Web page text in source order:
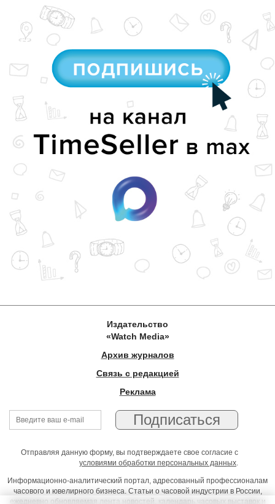
Издательство
«Watch Media»
Архив журналов
Связь с редакцией
Реклама
Отправляя данную форму, вы подтверждаете свое согласие с
условиями обработки персональных данных.
Информационно-аналитический портал, адресованный профессионалам
часового и ювелирного бизнеса. Статьи о часовой индустрии в России,
ежедневно обновляемая лента новостей, календарь часовых выставок и